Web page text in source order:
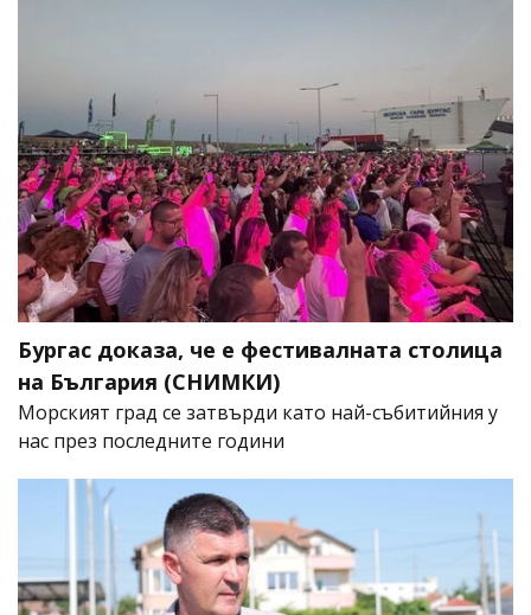
Бургас доказа, че е фестивалната столица
на България (СНИМКИ)
Морският град се затвърди като най-събитийния у
нас през последните години